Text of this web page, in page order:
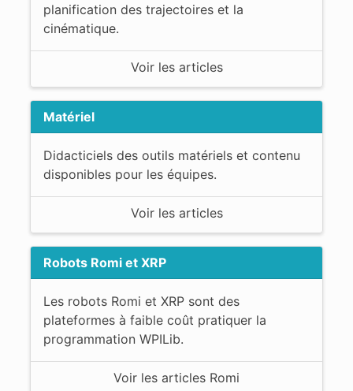
planification des trajectoires et la
cinématique.
Voir les articles
Matériel
Didacticiels des outils matériels et contenu
disponibles pour les équipes.
Voir les articles
Robots Romi et XRP
Les robots Romi et XRP sont des
plateformes à faible coût pratiquer la
programmation WPILib.
Voir les articles Romi